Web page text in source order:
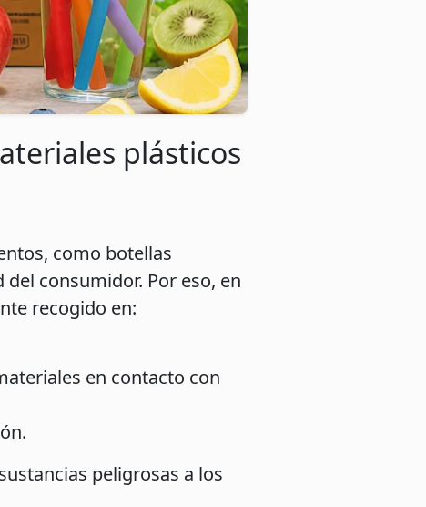
plásticos
como botellas
consumidor. Por eso, en
recogido en:
en contacto con
peligrosas a los